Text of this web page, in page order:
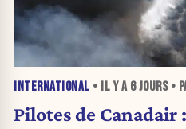
INTERNATIONAL • IL Y A 6 JOURS•
Pilotes de